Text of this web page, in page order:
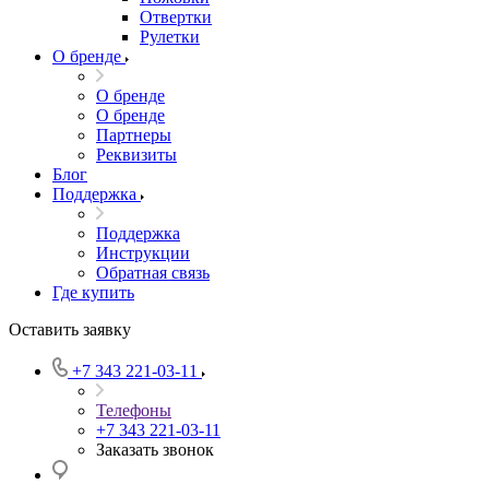
Отвертки
Рулетки
О бренде
О бренде
О бренде
Партнеры
Реквизиты
Блог
Поддержка
Поддержка
Инструкции
Обратная связь
Где купить
Оставить заявку
+7 343 221-03-11
Телефоны
+7 343 221-03-11
Заказать звонок